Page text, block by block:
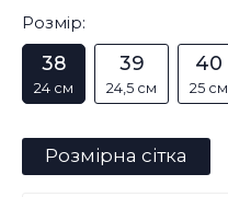
Розмір:
38
24 см
39
24,5 см
40
25 см
Розмірна сітка